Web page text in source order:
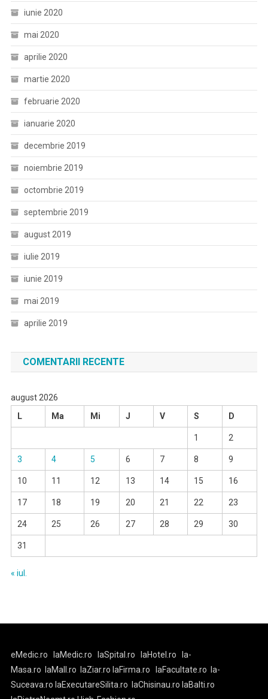
iunie 2020
mai 2020
aprilie 2020
martie 2020
februarie 2020
ianuarie 2020
decembrie 2019
noiembrie 2019
octombrie 2019
septembrie 2019
august 2019
iulie 2019
iunie 2019
mai 2019
aprilie 2019
COMENTARII RECENTE
august 2026
L
Ma Mi J V S D
1 2
3 4 5 6 7 8 9
10 11 12 13 14 15 16
17 18 19 20 21 22 23
24 25 26 27 28 29 30
31
« iul.
eMedic.ro laMedic.ro laSpital.ro laHotel.ro
la-
Masa.ro
laMall.ro laZiar.ro laFirma.ro laFacultate.ro
la-
Suceava.ro laExecutareSilita.ro laChisinau.ro laBalti.ro